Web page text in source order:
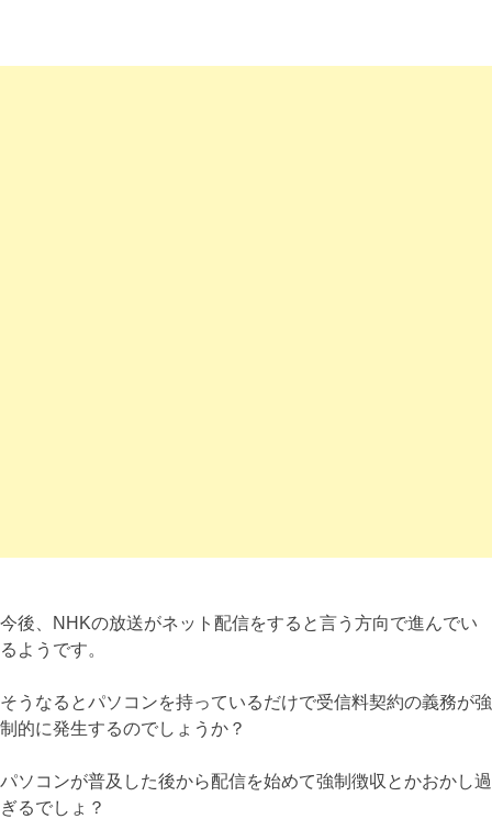
今後、NHKの放送がネット配信をすると言う方向で進んでい
るようです。
そうなるとパソコンを持っているだけで受信料契約の義務が強
制的に発生するのでしょうか？
パソコンが普及した後から配信を始めて強制徴収とかおかし過
ぎるでしょ？